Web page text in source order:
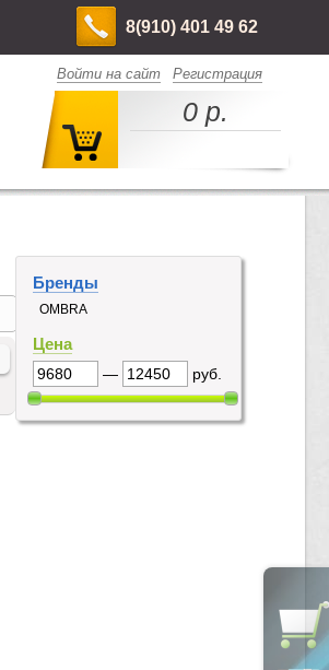
8(910) 401 49 62
Войти на сайт Регистрация
0 р.
Бренды
OMBRA
Цена
— руб.